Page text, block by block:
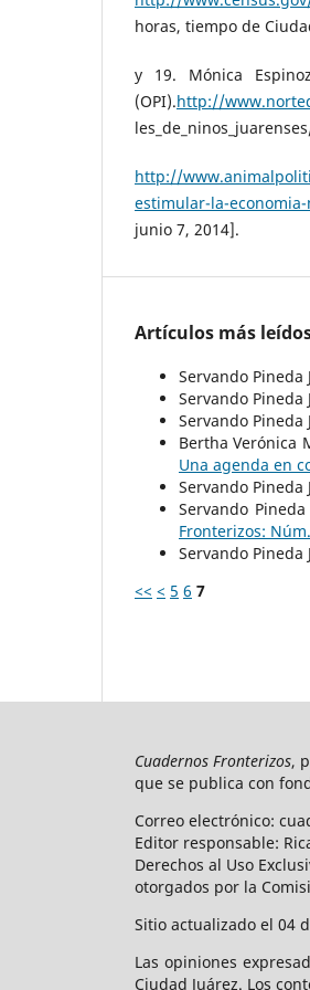
horas, tiempo de
y 19. Mónica
(OPI).http://
http://
estimular-la-
junio 7, 2014].
Artículos más
Servando Pineda
Servando Pineda
Servando Pineda
Bertha Verónica
Una agenda en
Servando Pineda
Servando
Fronterizos:
Servando Pineda
<< < 5 6 7
Cuadernos Fronterizos,
que se publica con
Correo electrónico:
Editor responsable:
Derechos al Uso
otorgados por la
Sitio actualizado el 04
Las opiniones
Ciudad Juárez. Los